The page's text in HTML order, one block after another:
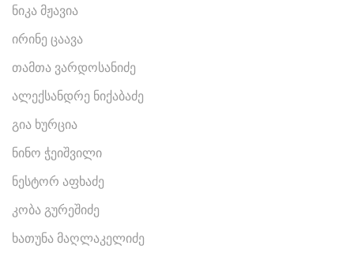
ნიკა მჟავია
ირინე ცაავა
თამთა ვარდოსანიძე
ალექსანდრე ნიქაბაძე
გია ხურცია
ნინო ჭეიშვილი
ნესტორ აფხაძე
კობა გურეშიძე
ხათუნა მაღლაკელიძე